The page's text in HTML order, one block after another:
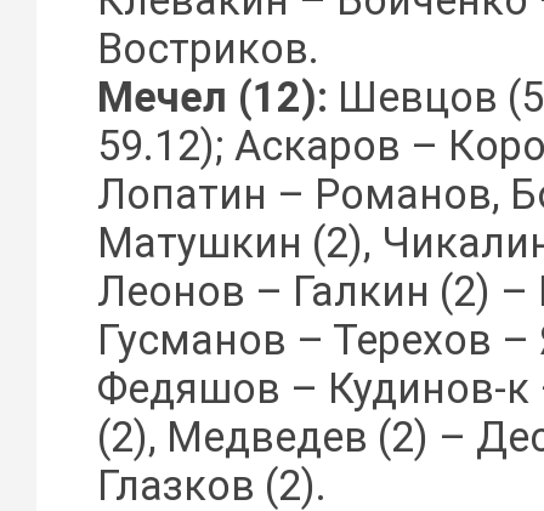
Востриков.
Мечел (12): Шевцов
59.12); Аскаров –
Лопатин – Романов,
Матушкин (2),
Леонов – Галкин (2) –
Гусманов – Терехов –
Федяшов – Кудинов-к
(2), Медведев (2) –
Глазков (2).